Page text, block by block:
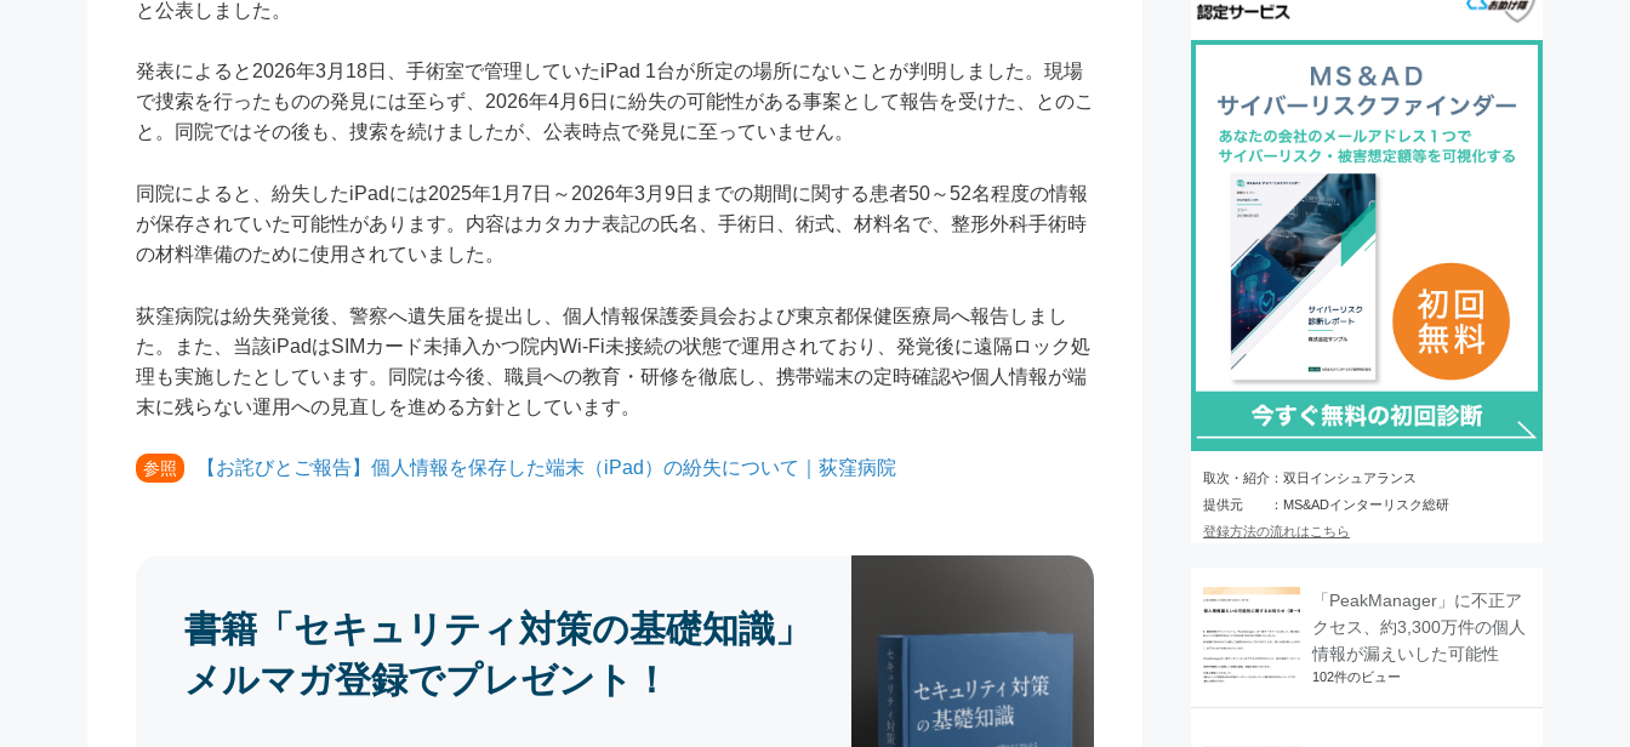
と公表しました。
発表によると2026年3月18日、手術室で管理していたiPad 1台が所定の場所にないことが判明しました。現場
で捜索を行ったものの発見には至らず、2026年4月6日に紛失の可能性がある事案として報告を受けた、とのこ
と。同院ではその後も、捜索を続けましたが、公表時点で発見に至っていません。
同院によると、紛失したiPadには2025年1月7日～2026年3月9日までの期間に関する患者50～52名程度の情報
が保存されていた可能性があります。内容はカタカナ表記の氏名、手術日、術式、材料名で、整形外科手術時
の材料準備のために使用されていました。
荻窪病院は紛失発覚後、警察へ遺失届を提出し、個人情報保護委員会および東京都保健医療局へ報告しまし
た。また、当該iPadはSIMカード未挿入かつ院内Wi-Fi未接続の状態で運用されており、発覚後に遠隔ロック処
理も実施したとしています。同院は今後、職員への教育・研修を徹底し、携帯端末の定時確認や個人情報が端
末に残らない運用への見直しを進める方針としています。
参照 【お詫びとご報告】個人情報を保存した端末（iPad）の紛失について｜荻窪病院
書籍「セキュリティ対策の基礎知識」
メルマガ登録でプレゼント！
取次・紹介：双日インシュアランス
提供元 ：MS&ADインターリスク総研
登録方法の流れはこちら
「PeakManager」に不正ア
クセス、約3,300万件の個人
情報が漏えいした可能性
102件のビュー